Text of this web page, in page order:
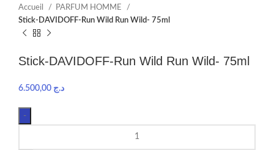
Accueil
PARFUM HOMME
Stick-DAVIDOFF-Run Wild Run Wild- 75ml
Stick-DAVIDOFF-Run Wild Run Wild- 75ml
د.ج